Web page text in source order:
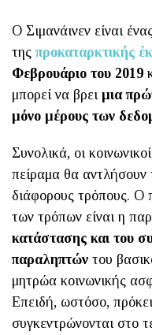
O Σιμανάινεν είναι
της προκαταρκτικής
Φεβρουάριο του 2019
μπορεί να βρει μια
μόνο μέρους των
Συνολικά, οι
πείραμα θα
διάφορους τρόπους. Ο
των τρόπων είναι η
κατάστασης και του
παραληπτών του
μητρώα κοινωνικής
Επειδή, ωστόσο,
συγκεντρώνονται στο